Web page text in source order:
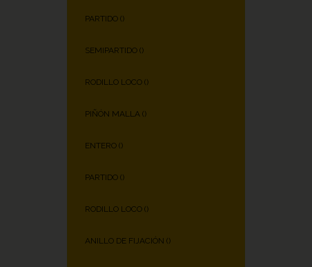
PARTIDO ()
SEMIPARTIDO ()
RODILLO LOCO ()
PIÑÓN MALLA ()
ENTERO ()
PARTIDO ()
RODILLO LOCO ()
ANILLO DE FIJACIÓN ()